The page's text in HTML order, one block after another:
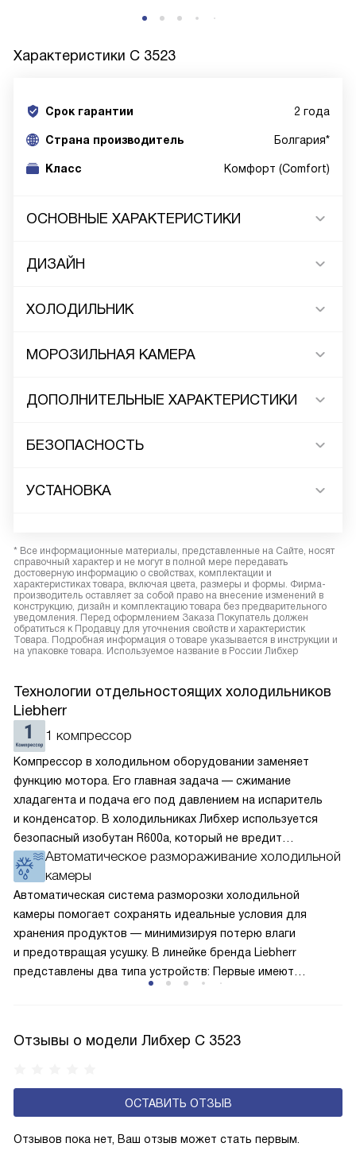
Характеристики C 3523
Срок гарантии 2 года
Cтрана производитель Болгария*
Класс Комфорт (Comfort)
ОСНОВНЫЕ ХАРАКТЕРИСТИКИ
ДИЗАЙН
ХОЛОДИЛЬНИК
МОРОЗИЛЬНАЯ КАМЕРА
ДОПОЛНИТЕЛЬНЫЕ ХАРАКТЕРИСТИКИ
БЕЗОПАСНОСТЬ
УСТАНОВКА
* Все информационные материалы, представленные на Сайте, носят
справочный характер и не могут в полной мере передавать
достоверную информацию о свойствах, комплектации и
характеристиках товара, включая цвета, размеры и формы. Фирма-
производитель оставляет за собой право на внесение изменений в
конструкцию, дизайн и комплектацию товара без предварительного
уведомления. Перед оформлением Заказа Покупатель должен
обратиться к Продавцу для уточнения свойств и характеристик
Товара. Подробная информация о товаре указывается в инструкции и
на упаковке товара. Используемое название в России Либхер
Технологии отдельностоящих холодильников
Liebherr
1 компрессор
Компрессор в холодильном оборудовании заменяет
функцию мотора. Его главная задача — сжимание
хладагента и подача его под давлением на испаритель
и конденсатор. В холодильниках Либхер используется
безопасный изобутан R600a, который не вредит
окружающей среде. Компрессор перегоняет его
по охладительному контуру по принципу насоса. Чем
лучше работает «мотор» прибора, тем качественнее
и быстрее происходит охлаждение, затрачивается
меньше электроэнергии.
Автоматическое размораживание холодильной
камеры
Автоматическая система разморозки холодильной
камеры помогает сохранять идеальные условия для
хранения продуктов — минимизируя потерю влаги
и предотвращая усушку. В линейке бренда Liebherr
представлены два типа устройств: Первые имеют
с панелью, выполняющей функцию «сухой стенки». Такие
эксплуатацию и чаще всего оснащены нулевой зоной
свежести BioFresh 0°C. Они встречаются в сериях Plus,
Отзывы о модели Либхер C 3523
ОСТАВИТЬ ОТЗЫВ
Отзывов пока нет, Ваш отзыв может стать первым.